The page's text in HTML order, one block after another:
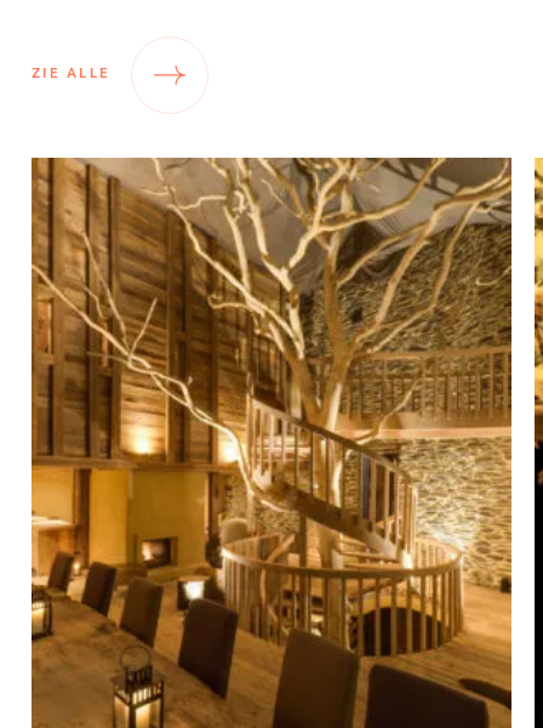
aanwezig zijn is echt heel leuk. Zalig
dat er geen tv is. Een weekendje
Prachtige suite !!
Pallet kachel is niet voldoende
om alles te verwarmen.. in de keuken
werkte de verwarming niet dus in de
keuken was het vrij fris. Geen
keerborstel aanwezig.
ZIE ALLE